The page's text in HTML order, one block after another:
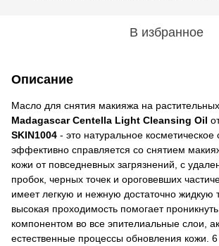
В избранное
Описание
Масло для снятия макияжа на растительных
Madagascar Centella Light Cleansing Oil
SKIN1004 - это натуральное косметическое
эффективно справляется со снятием
кожи от повседневных загрязнений, с
пробок, черных точек и ороговевших
имеет легкую и нежную достаточно жидкую
высокая проходимость помогает
компонентом во все эпителиальные слои,
естественные процессы обновления кожи.